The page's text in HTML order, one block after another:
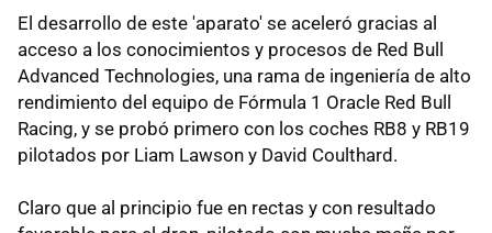
El desarrollo de este 'aparato' se aceleró gracias al
acceso a los conocimientos y procesos de Red Bull
Advanced Technologies, una rama de ingeniería de alto
rendimiento del equipo de Fórmula 1 Oracle Red Bull
Racing, y se probó primero con los coches RB8 y RB19
pilotados por Liam Lawson y David Coulthard.
Claro que al principio fue en rectas y con resultado